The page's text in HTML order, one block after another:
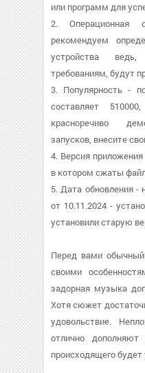
или программ для
2. Операционная
рекомендуем
устройства ведь,
требованиям, будут
3. Популярность -
составляет
красноречиво
запусков, внесите
4. Версия
в котором сжаты
5. Дата обновления -
от 10.11.2024 -
установили старую
Перед вами
своими
задорная музыка
Хотя сюжет
удовольствие.
отлично
происходящего